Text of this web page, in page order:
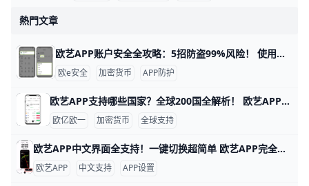
熱門文章
欧艺APP账户安全全攻略：5招防盗99%风险！ 使用欧艺APP时，账户安全非常重要。欧艺APP（也叫OK交易所鸥易）是热门的加密货币交易平台，每天有数百万用户登录交易。根据官方数据，开启安全设置的用户，账户被盗风险可降低90%以上。 比如，如果你忘记设置双重验证，坏人可能用猜到的密码直接登录，但设置后他们就进不去了。​
欧e安全 加密货币 APP防护
欧艺APP支持哪些国家？全球200国全解析！ 欧艺APP（也就是O易Oyi的交易应用）支持全球近200个国家和地区使用，但有些地方因为监管规则有限制。 比如亚洲的用户在越南、菲律宾、泰国、新加坡、中国香港、台湾、韩国和日本这些地方都能正常下载、注册和交易。 欧洲用户如英国、法国、西班牙、荷兰和俄罗斯也能轻松使用，支持法币充值和多种加密货币买卖。
欧亿欧一 加密货币 全球支持
欧艺APP中文界面全支持！一键切换超简单 欧艺APP完全支持中文界面，这让很多用户用起来很方便。根据官方指南和用户反馈，APP内有简体中文和繁体中文选项，能覆盖大部分交易和设置页面。例如，进入“我的”页面后，你会看到“语言”或“Language”按钮，一键切换后界面马上变成中文。
欧艺APP 中文支持 APP设置